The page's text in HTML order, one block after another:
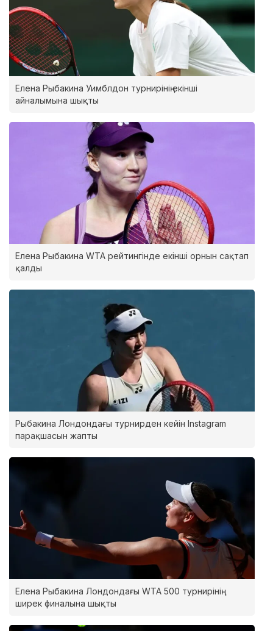
Елена Рыбакина Уимблдон турнирінің екінші
айналымына шықты
Елена Рыбакина WTA рейтингінде екінші орнын сақтап
қалды
Рыбакина Лондондағы турнирден кейін Instagram
парақшасын жапты
Елена Рыбакина Лондондағы WTA 500 турнирінің
ширек финалына шықты